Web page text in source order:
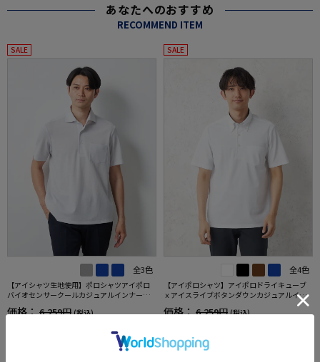
あなたへのおすすめ
RECOMMEND ITEM
SALE
全3色
【アイシャツ生地使用】ポロシャツアイポロ
バイオセンサークールカジュアルインナー形
態安定ストレッチ吸汗速乾抗菌加工春夏
価格：6,259円 (税込)
SALE
全4色
【アイポロシャツ】アイポロドライキューブ
ｘアイスライブボタンダウンカジュアルイン
ナー吸汗速乾抗菌加工ストレッチ形態安定春
夏
価格：6,259円 (税込)
WEB価格： 4,990円